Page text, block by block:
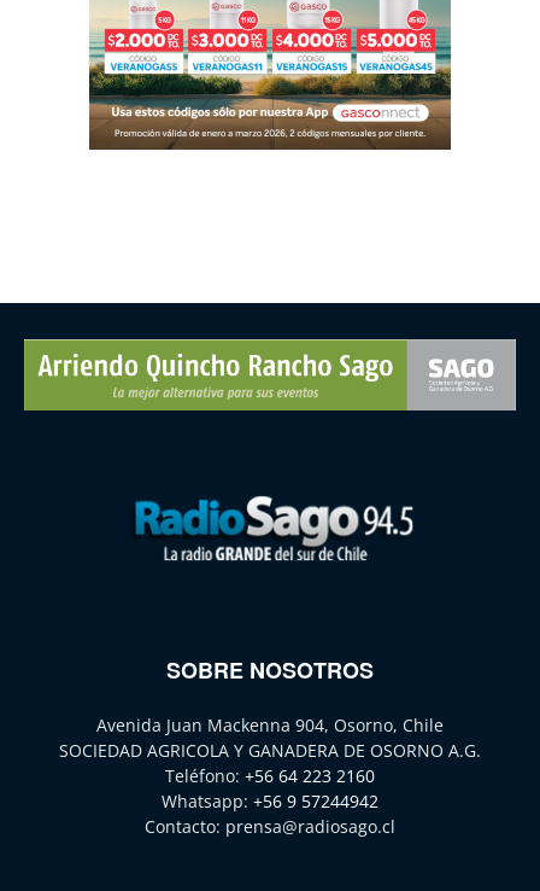
SOBRE NOSOTROS
Avenida Juan Mackenna 904, Osorno, Chile
SOCIEDAD AGRICOLA Y GANADERA DE OSORNO A.G.
Teléfono: +56 64 223 2160
Whatsapp: +56 9 57244942
Contacto: prensa@radiosago.cl